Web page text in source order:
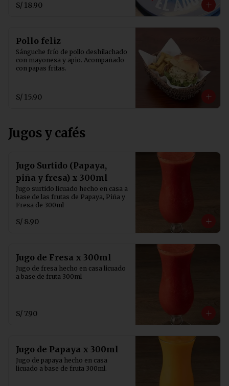
S/ 18.90
Pollo feliz
Sánguche frío de pollo deshilachado
con mayonesa y apio. Acompañado
con papas fritas.
S/ 15.90
Jugos y cafés
Jugo Surtido (Papaya,
piña y fresa) x 300ml
Jugo surtido licuado hecho en casa a
base de las frutas de Papaya, Piña y
Fresa de 300ml
S/ 8.90
Jugo de Fresa x 300ml
Jugo de fresa hecho en casa licuado
a base de fruta 300ml
S/ 7.90
Jugo de Papaya x 300ml
Jugo de papaya hecho en casa
licuado a base de fruta 300ml.